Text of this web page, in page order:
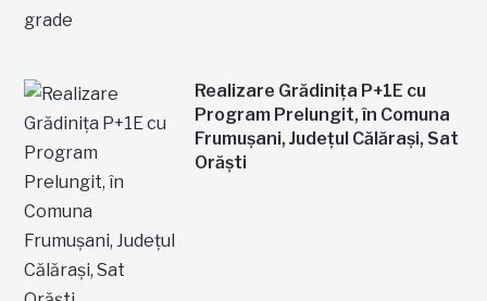
Realizare Grădinița P+1E cu
Program Prelungit, în Comuna
Frumușani, Județul Călărași, Sat
Orăști